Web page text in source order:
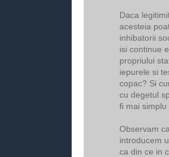
Daca
acesteia
inhibatorii
isi continue
propriului
iepurele si
copac? Si
cu degetul
fi mai
Observam
introducem
ca din ce in